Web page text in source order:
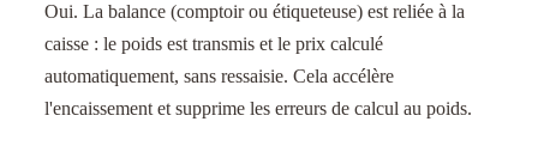
Oui. La balance (comptoir ou étiqueteuse) est reliée à la
caisse : le poids est transmis et le prix calculé
automatiquement, sans ressaisie. Cela accélère
l'encaissement et supprime les erreurs de calcul au poids.